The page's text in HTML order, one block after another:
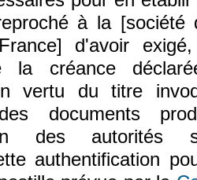
à la [société
d'avoir
la créance
vertu du titre
documents
des autorités
authentification